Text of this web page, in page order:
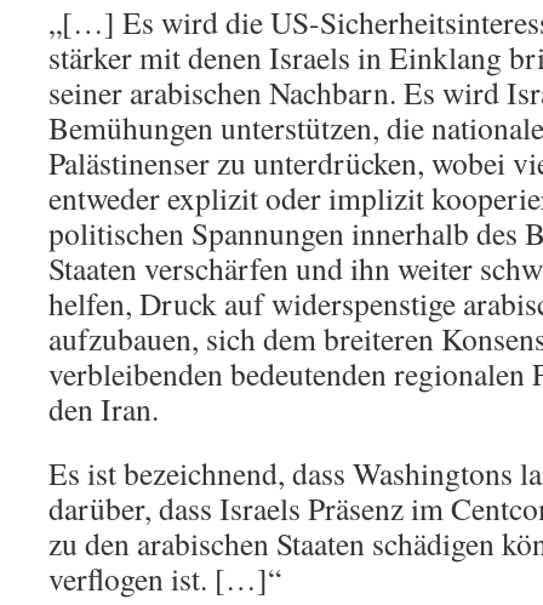
„[…] Es wird die US-
stärker mit denen Israels in Einklang
seiner arabischen Nachbarn. Es wird
Bemühungen unterstützen, die
Palästinenser zu unterdrücken, wobei
entweder explizit oder implizit
politischen Spannungen innerhalb des
Staaten verschärfen und ihn weiter
helfen, Druck auf widerspenstige
aufzubauen, sich dem breiteren
verbleibenden bedeutenden regionalen
den Iran.
Es ist bezeichnend, dass Washingtons
darüber, dass Israels Präsenz im
zu den arabischen Staaten schädigen
verflogen ist. […]“